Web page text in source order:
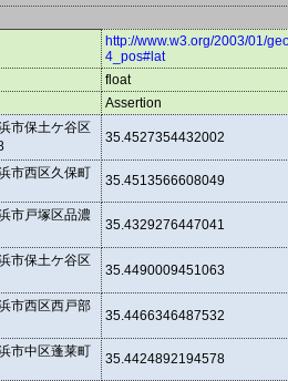
http://www.w3.org/2003/01/
4_pos#lat
float
Assertion
市保土ケ谷区
35.4527354432002
市西区久保町
35.4513566608049
市戸塚区品濃
35.4329276447041
市保土ケ谷区
35.4490009451063
市西区西戸部
35.4466346487532
市中区蓬莱町
35.4424892194578